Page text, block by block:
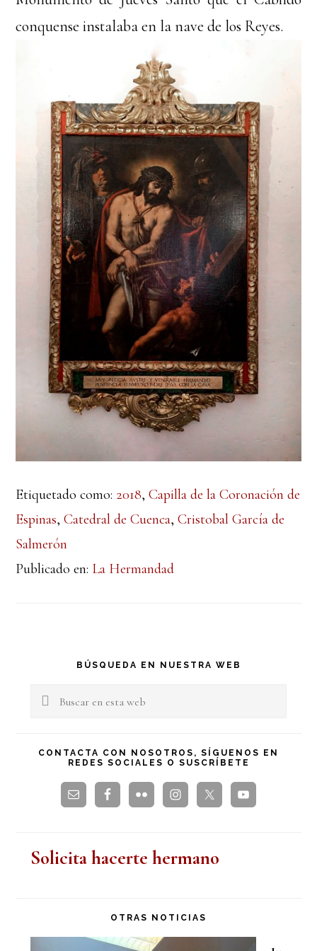
conquense instalaba en la nave de los Reyes.
Etiquetado como: 2018,Capilla de la Coronación de
Espinas,Catedral de Cuenca,Cristobal García de
Salmerón
Publicado en: La Hermandad
Barra
lateral
BÚSQUEDA EN NUESTRA WEB
Buscar
esta
CONTACTA CON NOSOTROS, SÍGUENOS EN
REDES SOCIALES O SUSCRÍBETE
Solicita hacerte hermano
OTRAS NOTICIAS